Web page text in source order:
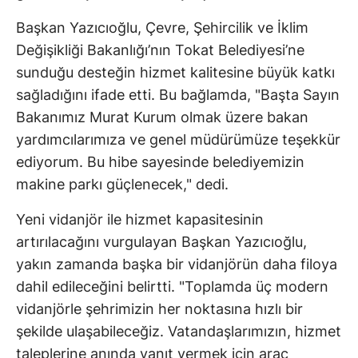
Başkan Yazıcıoğlu, Çevre, Şehircilik ve İklim
Değişikliği Bakanlığı’nın Tokat Belediyesi’ne
sunduğu desteğin hizmet kalitesine büyük katkı
sağladığını ifade etti. Bu bağlamda, "Başta Sayın
Bakanımız Murat Kurum olmak üzere bakan
yardımcılarımıza ve genel müdürümüze teşekkür
ediyorum. Bu hibe sayesinde belediyemizin
makine parkı güçlenecek," dedi.
Yeni vidanjör ile hizmet kapasitesinin
artırılacağını vurgulayan Başkan Yazıcıoğlu,
yakın zamanda başka bir vidanjörün daha filoya
dahil edileceğini belirtti. "Toplamda üç modern
vidanjörle şehrimizin her noktasına hızlı bir
şekilde ulaşabileceğiz. Vatandaşlarımızın, hizmet
taleplerine anında yanıt vermek için araç